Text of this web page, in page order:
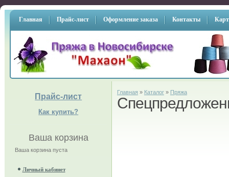
Главная Прайс-лист Оформление заказа Контакты
Прайс-лист
Как купить?
Ваша корзина
Ваша корзина пуста
Личный кабинет
Главная » Каталог» Пряжа